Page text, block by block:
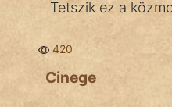
Szállóigék
Szóláscsoportok
Szólások
Tetszik ez a
420
Cinege